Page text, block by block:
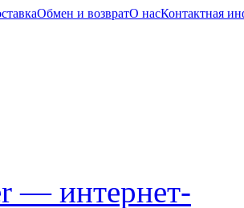
Обмен и возвратО насКонтактная